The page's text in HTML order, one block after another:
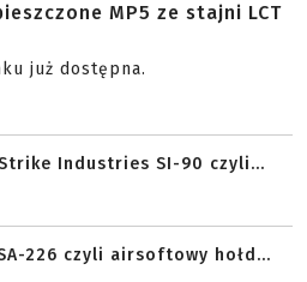
MP5 ze stajni LCT
już dostępna.
Industries SI-90 czyli...
226 czyli airsoftowy hołd...